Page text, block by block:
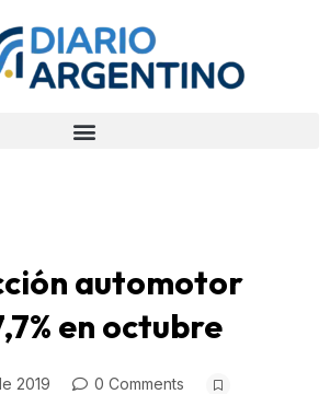
automotor
en octubre
2019 0 Comments